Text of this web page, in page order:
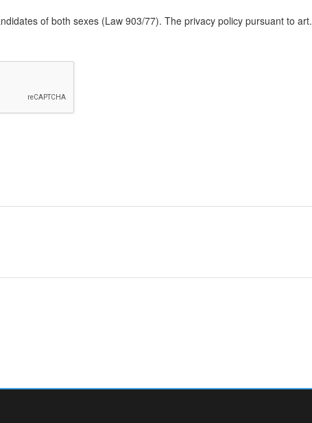
of both sexes (Law 903/77). The privacy policy pursuant to